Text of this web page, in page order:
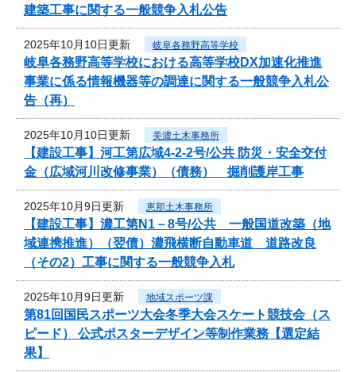
建築工事に関する一般競争入札公告
2025年10月10日更新 岐阜各務野高等学校
岐阜各務野高等学校における高等学校DX加速化推進
事業に係る情報機器等の調達に関する一般競争入札公
告（再）
2025年10月10日更新 美濃土木事務所
【建設工事】河工第広域4-2-2号/公共 防災・安全交付
金（広域河川改修事業）（債務） 掘削護岸工事
2025年10月9日更新 恵那土木事務所
【建設工事】濃工第N1－8号/公共 一般国道改築（地
域連携推進）（翌債）濃飛横断自動車道 道路改良
（その2）工事に関する一般競争入札
2025年10月9日更新 地域スポーツ課
第81回国民スポーツ大会冬季大会スケート競技会（ス
ピード） 公式ポスターデザイン等制作業務【選定結
果】